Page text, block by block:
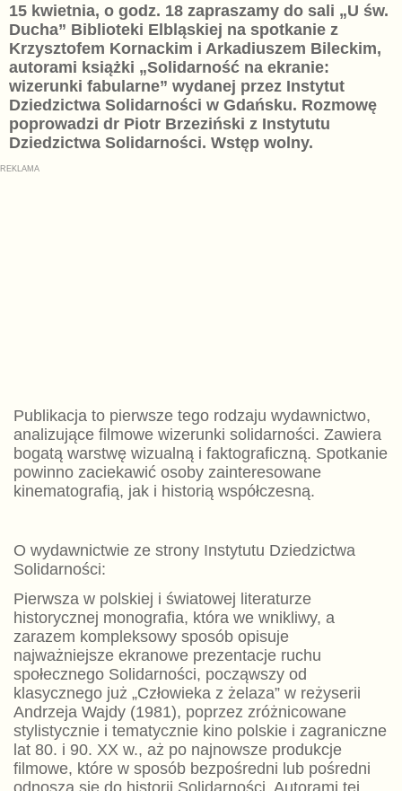
15 kwietnia, o godz. 18 zapraszamy do sali „U św.
Ducha” Biblioteki Elbląskiej na spotkanie z
Krzysztofem Kornackim i Arkadiuszem Bileckim,
autorami książki „Solidarność na ekranie:
wizerunki fabularne” wydanej przez Instytut
Dziedzictwa Solidarności w Gdańsku. Rozmowę
poprowadzi dr Piotr Brzeziński z Instytutu
Dziedzictwa Solidarności. Wstęp wolny.
Publikacja to pierwsze tego rodzaju wydawnictwo,
analizujące filmowe wizerunki solidarności. Zawiera
bogatą warstwę wizualną i faktograficzną. Spotkanie
powinno zaciekawić osoby zainteresowane
kinematografią, jak i historią współczesną.
O wydawnictwie ze strony Instytutu Dziedzictwa
Solidarności:
Pierwsza w polskiej i światowej literaturze
historycznej monografia, która we wnikliwy, a
zarazem kompleksowy sposób opisuje
najważniejsze ekranowe prezentacje ruchu
społecznego Solidarności, począwszy od
klasycznego już „Człowieka z żelaza” w reżyserii
Andrzeja Wajdy (1981), poprzez zróżnicowane
stylistycznie i tematycznie kino polskie i zagraniczne
lat 80. i 90. XX w., aż po najnowsze produkcje
filmowe, które w sposób bezpośredni lub pośredni
odnoszą się do historii Solidarności. Autorami tej